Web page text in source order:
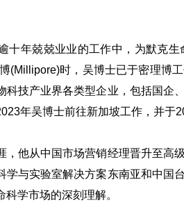
十年兢兢业业的工作中，为默克
(Millipore)时，吴博士已于密理博
科技产业界各类型企业，包括国企
年吴博士前往新加坡工作，并于
，他从中国市场营销经理晋升至
学与实验室解决方案东南亚和中国
学市场的深刻理解。